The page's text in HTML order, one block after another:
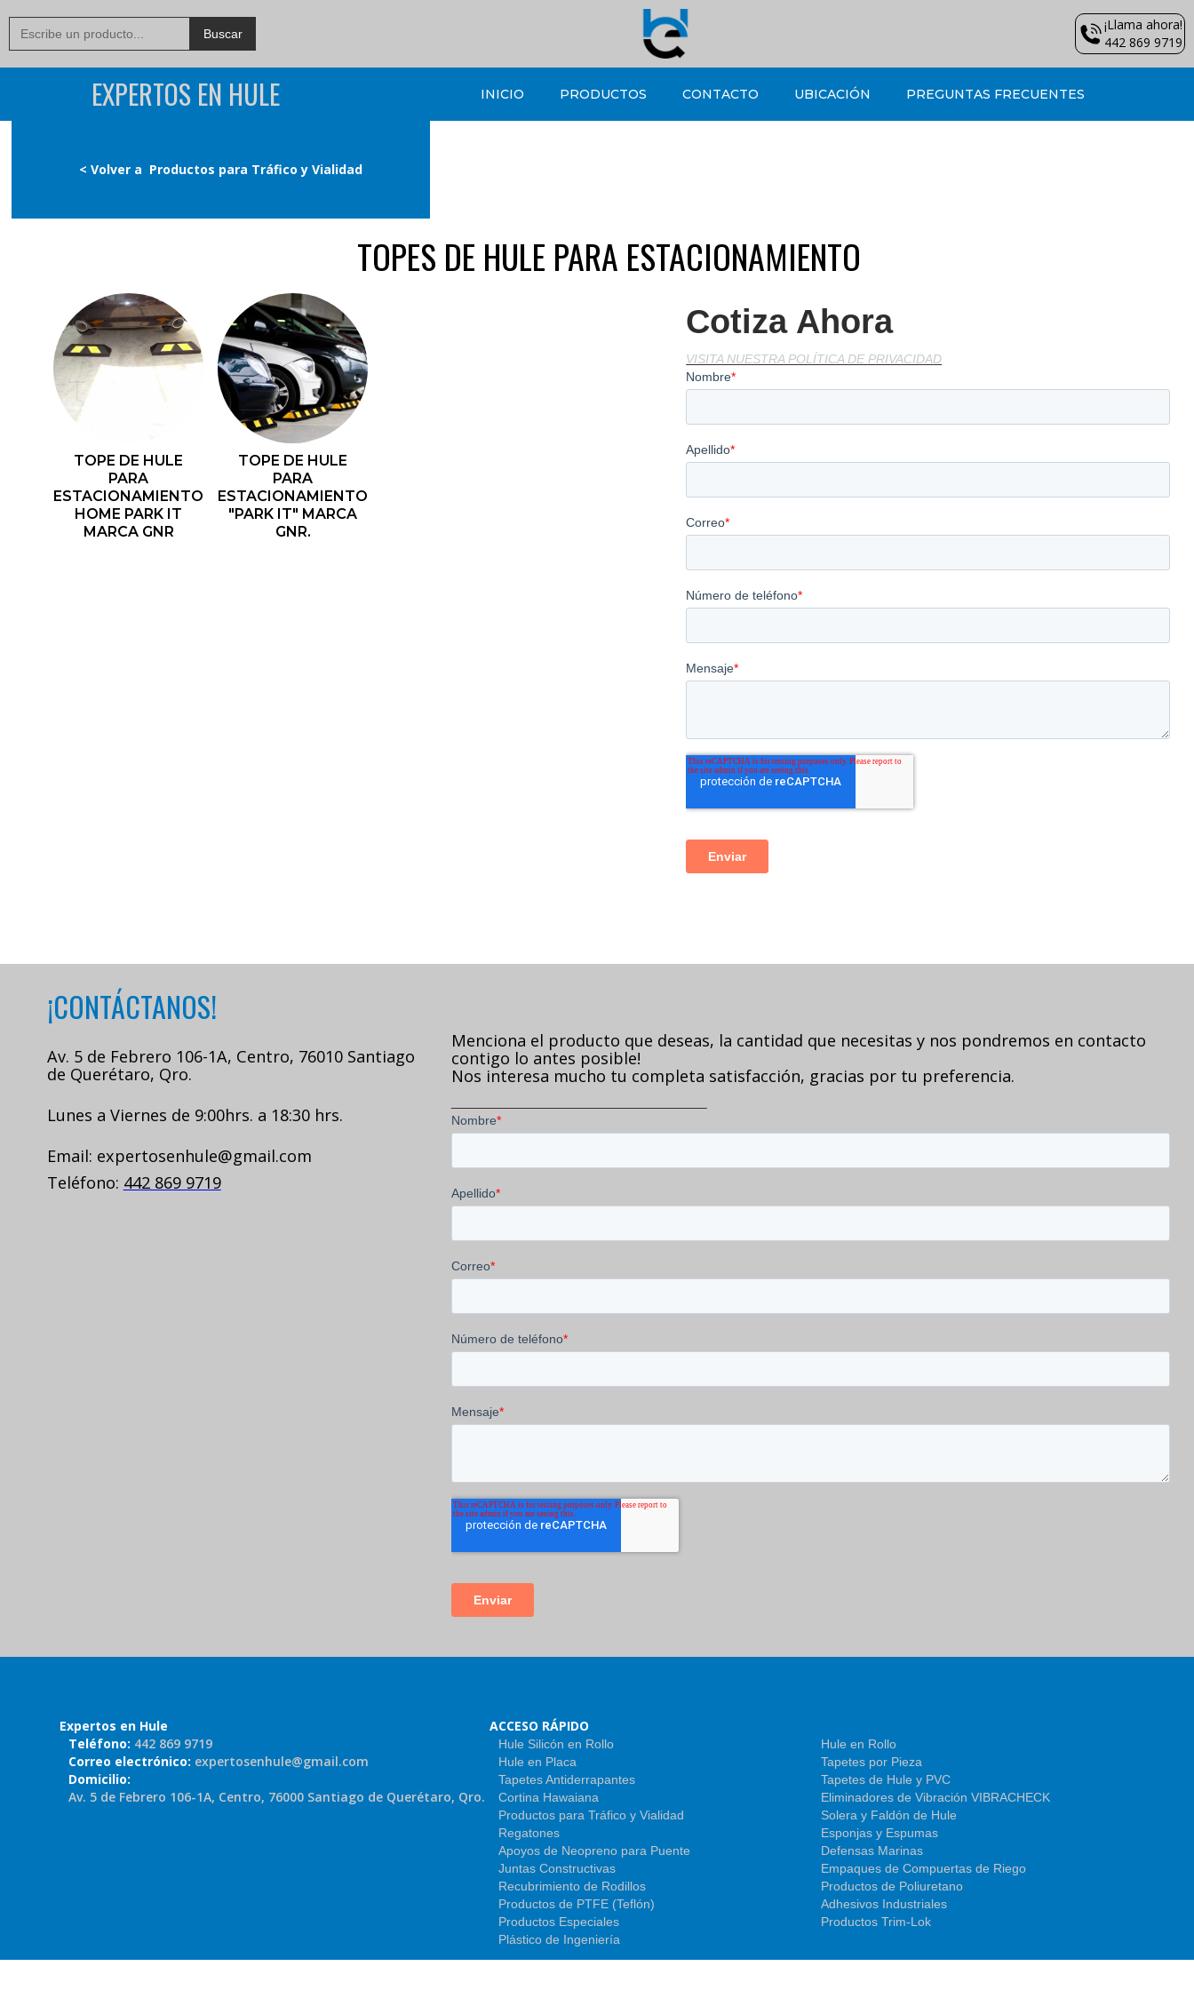
¡Llama ahora!
442 869 9719
EXPERTOS EN HULE INICIO PRODUCTOS CONTACTO UBICACIÓN PREGUNTAS FRECUENTES
< Volver a Productos para Tráfico y Vialidad
TOPES DE HULE PARA ESTACIONAMIENTO
TOPE DE HULE
PARA
ESTACIONAMIENTO
HOME PARK IT
MARCA GNR
TOPE DE HULE
PARA
ESTACIONAMIENTO
"PARK IT" MARCA
GNR.
Cotiza Ahora
VISITA NUESTRA POLÍTICA DE PRIVACIDAD
¡CONTÁCTANOS!
Av. 5 de Febrero 106-1A, Centro, 76010 Santiago
de Querétaro, Qro.
Lunes a Viernes de 9:00hrs. a 18:30 hrs.
Email: expertosenhule@gmail.com
Teléfono: 442 869 9719
Menciona el producto que deseas, la cantidad que necesitas y nos pondremos en contacto
contigo lo antes posible!
Nos interesa mucho tu completa satisfacción, gracias por tu preferencia.
Expertos en Hule
Teléfono: 442 869 9719
Correo electrónico: expertosenhule@gmail.com
Domicilio:
Av. 5 de Febrero 106-1A, Centro, 76000 Santiago de Querétaro, Qro.
ACCESO RÁPIDO
Hule Silicón en Rollo
Hule en Rollo
Hule en Placa
Tapetes por Pieza
Tapetes Antiderrapantes
Tapetes de Hule y PVC
Cortina Hawaiana
Eliminadores de Vibración VIBRACHECK
Productos para Tráfico y Vialidad
Solera y Faldón de Hule
Regatones
Esponjas y Espumas
Apoyos de Neopreno para Puente
Defensas Marinas
Juntas Constructivas
Empaques de Compuertas de Riego
Recubrimiento de Rodillos
Productos de Poliuretano
Productos de PTFE (Teflón)
Adhesivos Industriales
Productos Especiales
Productos Trim-Lok
Plástico de Ingeniería